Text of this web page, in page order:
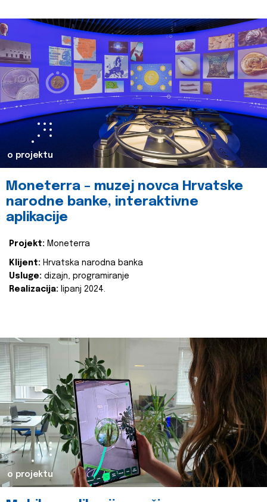
o projektu
Moneterra – muzej novca Hrvatske
narodne banke, interaktivne
aplikacije
Projekt: Moneterra
Klijent: Hrvatska narodna banka
Usluge: dizajn, programiranje
Realizacija: lipanj 2024.
o projektu